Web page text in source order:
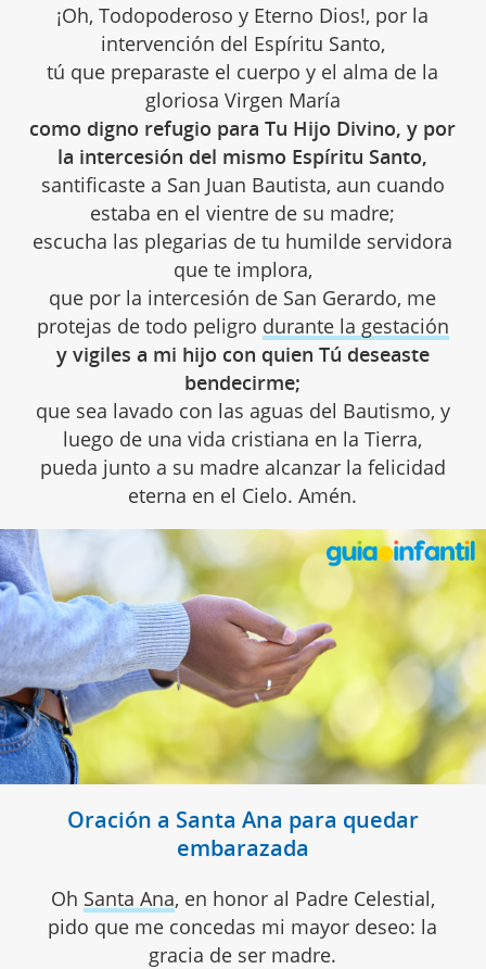
¡Oh, Todopoderoso y Eterno Dios!, por la
intervención del Espíritu Santo,
tú que preparaste el cuerpo y el alma de la
gloriosa Virgen María
como digno refugio para Tu Hijo Divino, y por
la intercesión del mismo Espíritu Santo,
santificaste a San Juan Bautista, aun cuando
estaba en el vientre de su madre;
escucha las plegarias de tu humilde servidora
que te implora,
que por la intercesión de San Gerardo, me
protejas de todo peligro durante la gestación
y vigiles a mi hijo con quien Tú deseaste
bendecirme;
que sea lavado con las aguas del Bautismo, y
luego de una vida cristiana en la Tierra,
pueda junto a su madre alcanzar la felicidad
eterna en el Cielo. Amén.
Oración a Santa Ana para quedar
embarazada
Oh Santa Ana, en honor al Padre Celestial,
pido que me concedas mi mayor deseo: la
gracia de ser madre.